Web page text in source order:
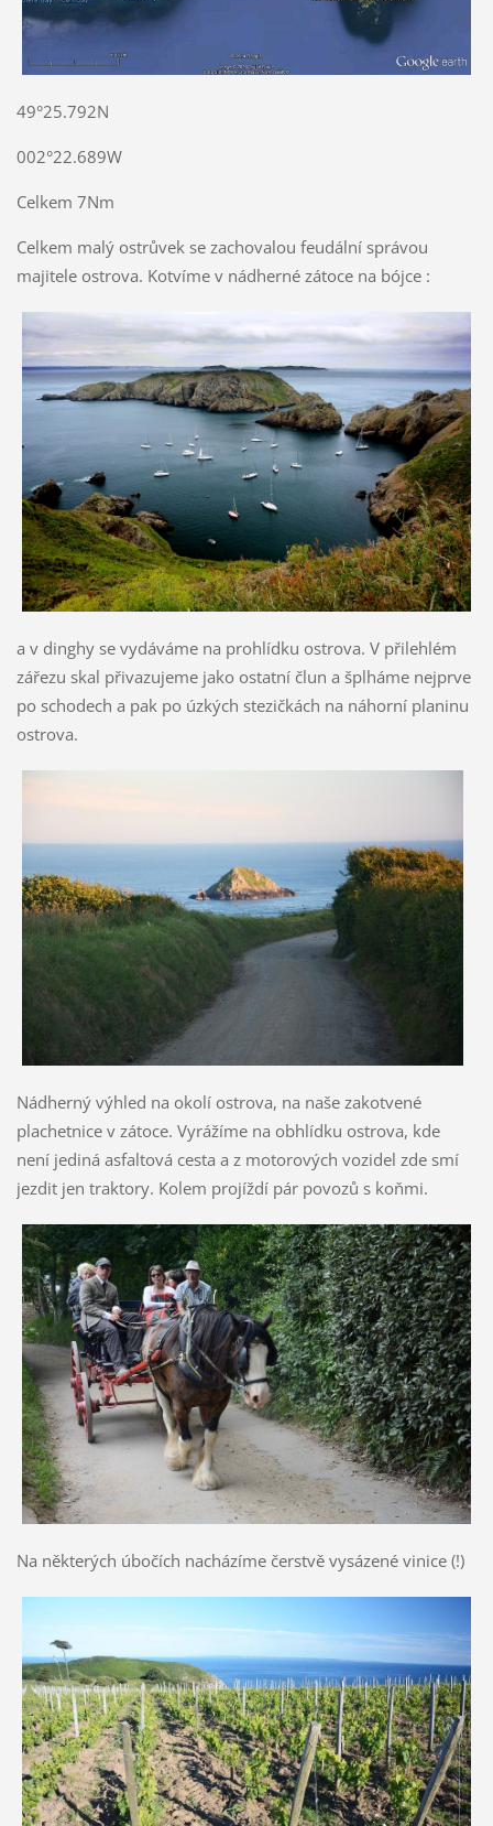
49°25.792N
002°22.689W
Celkem 7Nm
Celkem malý ostrůvek se zachovalou feudální správou
majitele ostrova. Kotvíme v nádherné zátoce na bójce :
a v dinghy se vydáváme na prohlídku ostrova. V přilehlém
zářezu skal přivazujeme jako ostatní člun a šplháme nejprve
po schodech a pak po úzkých stezičkách na náhorní planinu
ostrova.
Nádherný výhled na okolí ostrova, na naše zakotvené
plachetnice v zátoce. Vyrážíme na obhlídku ostrova, kde
není jediná asfaltová cesta a z motorových vozidel zde smí
jezdit jen traktory. Kolem projíždí pár povozů s koňmi.
Na některých úbočích nacházíme čerstvě vysázené vinice (!)